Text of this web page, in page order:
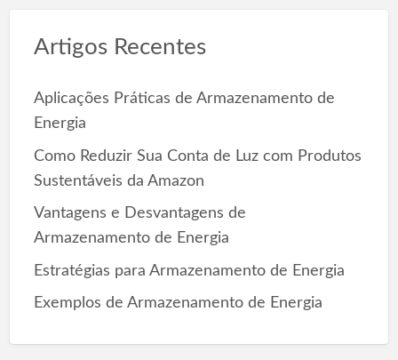
h
o
r
Artigos Recentes
Aplicações Práticas de Armazenamento de
Energia
Como Reduzir Sua Conta de Luz com Produtos
Sustentáveis da Amazon
Vantagens e Desvantagens de
Armazenamento de Energia
Estratégias para Armazenamento de Energia
Exemplos de Armazenamento de Energia